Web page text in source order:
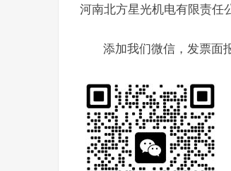
河南北方星光机电有限责任
添加我们微信，发票面